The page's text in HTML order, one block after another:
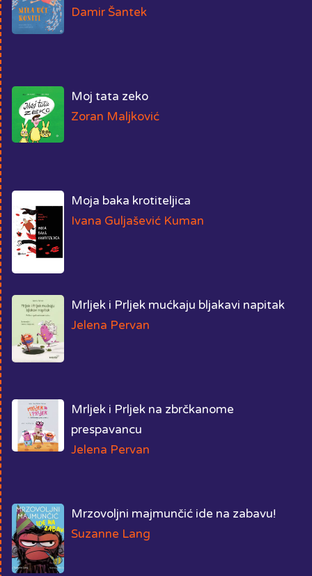
Damir Šantek
Moj tata zeko
Zoran Maljković
Moja baka krotiteljica
Ivana Guljašević Kuman
Mrljek i Prljek mućkaju bljakavi napitak
Jelena Pervan
Mrljek i Prljek na zbrčkanome
prespavancu
Jelena Pervan
Mrzovoljni majmunčić ide na zabavu!
Suzanne Lang